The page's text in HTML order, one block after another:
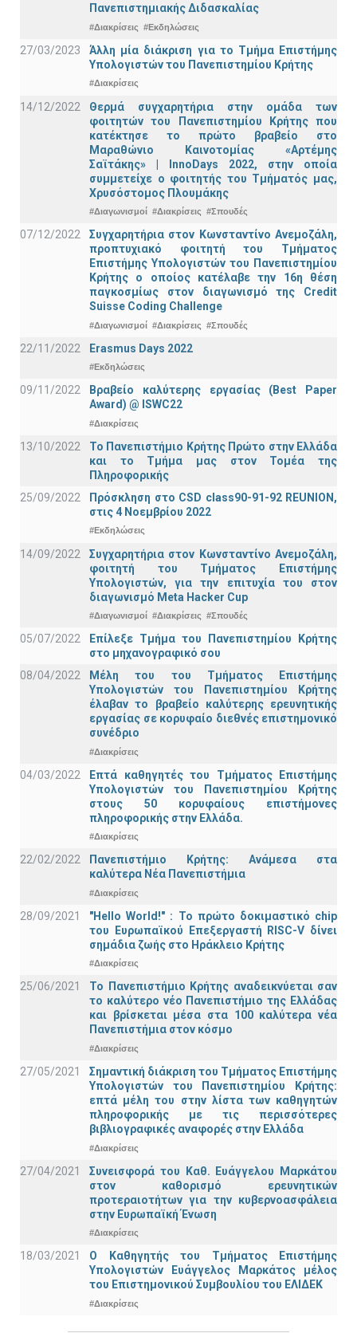
Πανεπιστημιακής Διδασκαλίας
#Διακρίσεις #Εκδηλώσεις
27/03/2023
Άλλη μία διάκριση για το Τμήμα Επιστήμης
Υπολογιστών του Πανεπιστημίου Κρήτης
#Διακρίσεις
14/12/2022
Θερμά συγχαρητήρια στην ομάδα των
φοιτητών του Πανεπιστημίου Κρήτης που
κατέκτησε το πρώτο βραβείο στο
Μαραθώνιο Καινοτομίας «Αρτέμης
Σαϊτάκης» | InnoDays 2022, στην οποία
συμμετείχε ο φοιτητής του Τμήματός μας,
Χρυσόστομος Πλουμάκης
#Διαγωνισμοί #Διακρίσεις #Σπουδές
07/12/2022
Συγχαρητήρια στον Κωνσταντίνο Ανεμοζάλη,
προπτυχιακό φοιτητή του Τμήματος
Επιστήμης Υπολογιστών του Πανεπιστημίου
Κρήτης ο οποίος κατέλαβε την 16η θέση
παγκοσμίως στον διαγωνισμό της Credit
Suisse Coding Challenge
#Διαγωνισμοί #Διακρίσεις #Σπουδές
22/11/2022 Erasmus Days 2022
#Εκδηλώσεις
09/11/2022
Βραβείο καλύτερης εργασίας (Best Paper
Award) @ ISWC22
#Διακρίσεις
13/10/2022
Το Πανεπιστήμιο Κρήτης Πρώτο στην Ελλάδα
και το Τμήμα μας στον Τομέα της
Πληροφορικής
25/09/2022
Πρόσκληση στο CSD class90-91-92 REUNION,
στις 4 Νοεμβρίου 2022
#Εκδηλώσεις
14/09/2022
Συγχαρητήρια στον Κωνσταντίνο Ανεμοζάλη,
φοιτητή του Τμήματος Επιστήμης
Υπολογιστών, για την επιτυχία του στον
διαγωνισμό Meta Hacker Cup
#Διαγωνισμοί #Διακρίσεις #Σπουδές
05/07/2022
Επίλεξε Τμήμα του Πανεπιστημίου Κρήτης
στο μηχανογραφικό σου
08/04/2022
Μέλη του του Τμήματος Επιστήμης
Υπολογιστών του Πανεπιστημίου Κρήτης
έλαβαν το βραβείο καλύτερης ερευνητικής
εργασίας σε κορυφαίο διεθνές επιστημονικό
συνέδριο
#Διακρίσεις
04/03/2022
Επτά καθηγητές του Τμήματος Επιστήμης
Υπολογιστών του Πανεπιστημίου Κρήτης
στους 50 κορυφαίους επιστήμονες
πληροφορικής στην Ελλάδα.
#Διακρίσεις
22/02/2022
Πανεπιστήμιο Κρήτης: Ανάμεσα στα
καλύτερα Νέα Πανεπιστήμια
#Διακρίσεις
28/09/2021
"Hello World!" : Το πρώτο δοκιμαστικό chip
του Ευρωπαϊκού Επεξεργαστή RISC-V δίνει
σημάδια ζωής στο Ηράκλειο Κρήτης
#Διακρίσεις
25/06/2021
Το Πανεπιστήμιο Κρήτης αναδεικνύεται σαν
το καλύτερο νέο Πανεπιστήμιο της Ελλάδας
και βρίσκεται μέσα στα 100 καλύτερα νέα
Πανεπιστήμια στον κόσμο
#Διακρίσεις
27/05/2021
Σημαντική διάκριση του Τμήματος Επιστήμης
Υπολογιστών του Πανεπιστημίου Κρήτης:
επτά μέλη του στην λίστα των καθηγητών
πληροφορικής με τις περισσότερες
βιβλιογραφικές αναφορές στην Ελλάδα
#Διακρίσεις
27/04/2021
Συνεισφορά του Καθ. Ευάγγελου Μαρκάτου
στον καθορισμό ερευνητικών
προτεραιοτήτων για την κυβερνοασφάλεια
στην Ευρωπαϊκή Ένωση
#Διακρίσεις
18/03/2021
Ο Καθηγητής του Τμήματος Επιστήμης
Υπολογιστών Ευάγγελος Μαρκάτος μέλος
του Επιστημονικού Συμβουλίου του ΕΛΙΔΕΚ
#Διακρίσεις